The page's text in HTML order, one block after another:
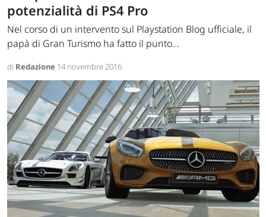
potenzialità di PS4 Pro
Nel corso di un intervento sul Playstation Blog ufficiale, il
papà di Gran Turismo ha fatto il punto...
di Redazione 14 novembre 2016